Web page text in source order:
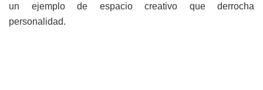
un ejemplo de espacio creativo que derrocha
personalidad.